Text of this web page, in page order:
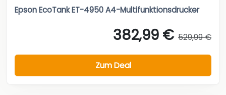
Epson EcoTank ET-4950 A4-Multifunktionsdrucker
382,99 € 529,99 €
Zum Deal